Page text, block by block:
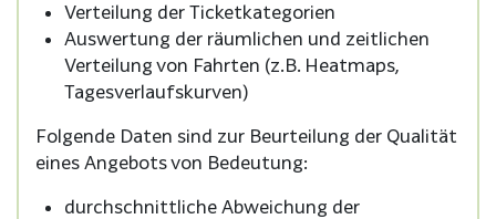
Verteilung der Ticketkategorien
Auswertung der räumlichen und zeitlichen
Verteilung von Fahrten (z.B. Heatmaps,
Tagesverlaufskurven)
Folgende Daten sind zur Beurteilung der Qualität
eines Angebots von Bedeutung:
durchschnittliche Abweichung der